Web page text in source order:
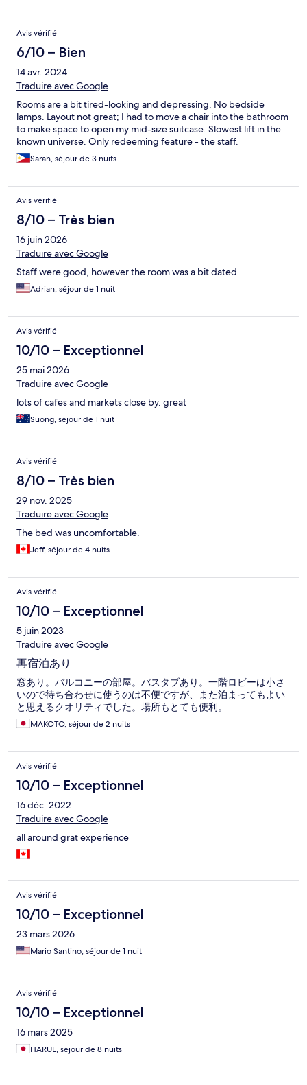
Avis vérifié
6/10 – Bien
14 avr. 2024
Traduire avec Google
Rooms are a bit tired-looking and depressing. No bedside
lamps. Layout not great; I had to move a chair into the bathroom
to make space to open my mid-size suitcase. Slowest lift in the
known universe. Only redeeming feature - the staff.
Sarah, séjour de 3 nuits
Avis vérifié
8/10 – Très bien
16 juin 2026
Traduire avec Google
Staff were good, however the room was a bit dated
Adrian, séjour de 1 nuit
Avis vérifié
10/10 – Exceptionnel
25 mai 2026
Traduire avec Google
lots of cafes and markets close by. great
Suong, séjour de 1 nuit
Avis vérifié
8/10 – Très bien
29 nov. 2025
Traduire avec Google
The bed was uncomfortable.
Jeff, séjour de 4 nuits
Avis vérifié
10/10 – Exceptionnel
5 juin 2023
Traduire avec Google
再宿泊あり
窓あり。バルコニーの部屋。バスタブあり。一階ロビーは小さ
いので待ち合わせに使うのは不便ですが、また泊まってもよい
と思えるクオリティでした。場所もとても便利。
MAKOTO, séjour de 2 nuits
Avis vérifié
10/10 – Exceptionnel
16 déc. 2022
Traduire avec Google
all around grat experience
Avis vérifié
10/10 – Exceptionnel
23 mars 2026
Mario Santino, séjour de 1 nuit
Avis vérifié
10/10 – Exceptionnel
16 mars 2025
HARUE, séjour de 8 nuits